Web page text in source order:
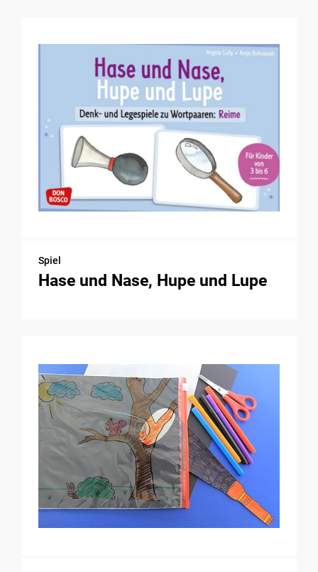
Spiel
Hase und Nase, Hupe und Lupe